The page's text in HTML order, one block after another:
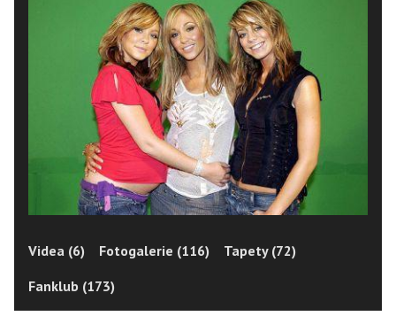
Videa (6) Fotogalerie (116)
Tapety (72)
Fanklub (173)